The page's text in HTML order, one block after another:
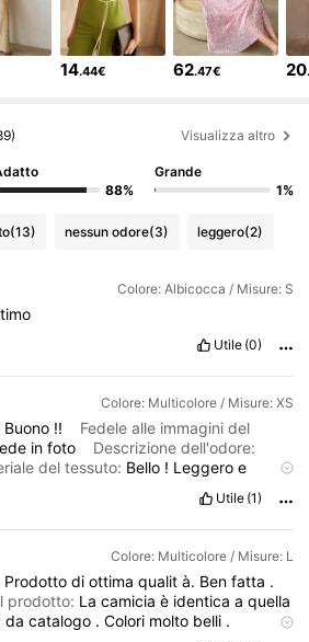
Follower
Follower
Follower
14.44€ 62.47€ 20
Visualizza altro
88%
Grande
1%
(13) nessun odore(3) leggero(2)
Colore: Albicocca / Misure: S
Utile (0)
Colore: Multicolore / Misure: XS
Buono !!
Fedele alle immagini del
infoto
Descrizione dell'odore:
del tessuto: Bello ! Leggeroe
Utile (1)
Colore: Multicolore / Misure: L
Prodotto di ottima qualit à. Ben fatta .
prodotto: Lacamiciaè identicaaquella
dacatalogo .Colori molto belli .